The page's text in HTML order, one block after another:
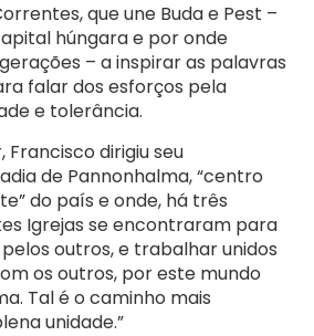
que une Buda e Pest –
húngara e por onde
– a inspirar as palavras
falar dos esforços pela
e tolerância.
Francisco dirigiu seu
de Pannonhalma, “centro
do país e onde, há três
Igrejas se encontraram para
outros, e trabalhar unidos
os outros, por este mundo
Tal é o caminho mais
unidade.”